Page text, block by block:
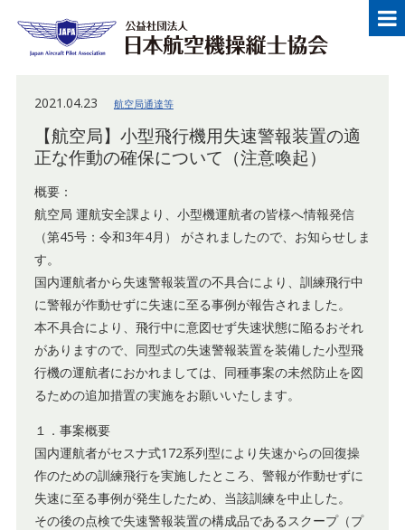
Japan Aircraft Pilot Association 公
2021.04.23 航空局通達等
【航空局】小型飛行機用失速警報装置の適
正な作動の確保について（注意喚起）
概要：
航空局 運航安全課より、小型機運航者の皆様へ情報発信
（第45号：令和3年4月） がされましたので、お知らせしま
す。
国内運航者から失速警報装置の不具合により、訓練飛行中
に警報が作動せずに失速に至る事例が報告されました。
本不具合により、飛行中に意図せず失速状態に陥るおそれ
がありますので、同型式の失速警報装置を装備した小型飛
行機の運航者におかれましては、同種事案の未然防止を図
るための追加措置の実施をお願いいたします。
１．事案概要
国内運航者がセスナ式172系列型により失速からの回復操
作のための訓練飛行を実施したところ、警報が作動せずに
失速に至る事例が発生したため、当該訓練を中止した。
その後の点検で失速警報装置の構成品であるスクープ（プ